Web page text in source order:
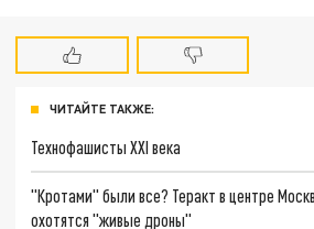
ЧИТАЙТЕ ТАКЖЕ:
Технофашисты XXI века
"Кротами" были все? Теракт в центре
охотятся "живые дроны"